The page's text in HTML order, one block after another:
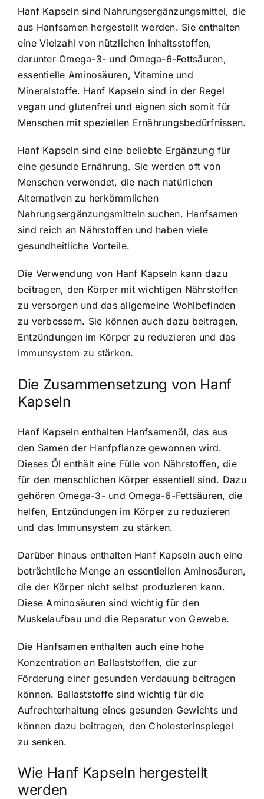
Hanf Kapseln sind Nahrungsergänzungsmittel, die
aus Hanfsamen hergestellt werden. Sie enthalten
eine Vielzahl von nützlichen Inhaltsstoffen,
darunter Omega-3- und Omega-6-Fettsäuren,
essentielle Aminosäuren, Vitamine und
Mineralstoffe. Hanf Kapseln sind in der Regel
vegan und glutenfrei und eignen sich somit für
Menschen mit speziellen Ernährungsbedürfnissen.
Hanf Kapseln sind eine beliebte Ergänzung für
eine gesunde Ernährung. Sie werden oft von
Menschen verwendet, die nach natürlichen
Alternativen zu herkömmlichen
Nahrungsergänzungsmitteln suchen. Hanfsamen
sind reich an Nährstoffen und haben viele
gesundheitliche Vorteile.
Die Verwendung von Hanf Kapseln kann dazu
beitragen, den Körper mit wichtigen Nährstoffen
zu versorgen und das allgemeine Wohlbefinden
zu verbessern. Sie können auch dazu beitragen,
Entzündungen im Körper zu reduzieren und das
Immunsystem zu stärken.
Die Zusammensetzung von Hanf
Kapseln
Hanf Kapseln enthalten Hanfsamenöl, das aus
den Samen der Hanfpflanze gewonnen wird.
Dieses Öl enthält eine Fülle von Nährstoffen, die
für den menschlichen Körper essentiell sind. Dazu
gehören Omega-3- und Omega-6-Fettsäuren, die
helfen, Entzündungen im Körper zu reduzieren
und das Immunsystem zu stärken.
Darüber hinaus enthalten Hanf Kapseln auch eine
beträchtliche Menge an essentiellen Aminosäuren,
die der Körper nicht selbst produzieren kann.
Diese Aminosäuren sind wichtig für den
Muskelaufbau und die Reparatur von Gewebe.
Die Hanfsamen enthalten auch eine hohe
Konzentration an Ballaststoffen, die zur
Förderung einer gesunden Verdauung beitragen
können. Ballaststoffe sind wichtig für die
Aufrechterhaltung eines gesunden Gewichts und
können dazu beitragen, den Cholesterinspiegel
zu senken.
Wie Hanf Kapseln hergestellt
werden